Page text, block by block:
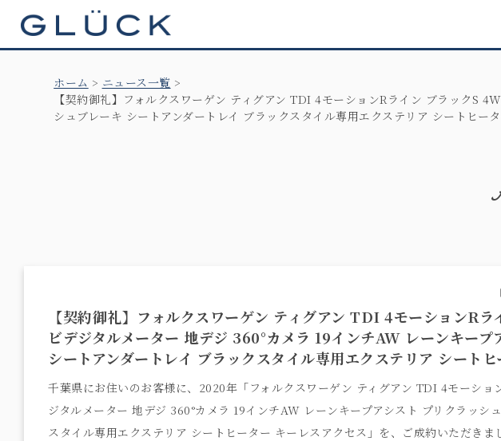
ホーム
ニュース一覧
【契約御礼】フォルクスワーゲン ティグアン TDI 4モーションRライン ブラックS
シュブレーキ シートアンダートレイ ブラックスタイル専用エクステリア シートヒー
【契約御礼】フォルクスワーゲン ティグアン TDI 4モーションR
ビデジタルメーター 地デジ 360°カメラ 19インチAW レーンキープ
シートアンダートレイ ブラックスタイル専用エクステリア シート
千葉県にお住いのお客様に、2020年「フォルクスワーゲン ティグアン TDI 4モーシ
ジタルメーター 地デジ 360°カメラ 19インチAW レーンキープアシスト プリクラッシ
スタイル専用エクステリア シートヒーター キーレスアクセス」を、ご成約いただきま